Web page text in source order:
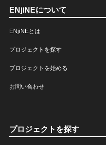
ENjiNEについて
ENjiNEとは
プロジェクトを探す
プロジェクトを始める
お問い合わせ
プロジェクトを探す